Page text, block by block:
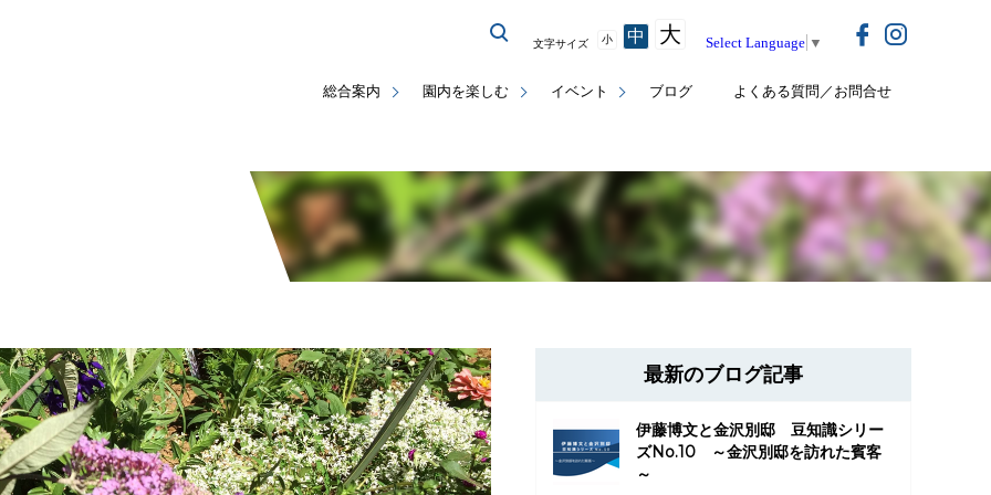
総合案内 園内を楽しむ イベント ブログ よくある質問／お問合せ
文字サイズ 小 中 大 Select Language ▼
最新のブログ記事
伊藤博文と金沢別邸 豆知識シリー
ズNo.10 ～金沢別邸を訪れた賓客
～